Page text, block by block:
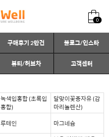
0
구매후기 2만건 블로그/인스타
뷰티/허브차 고객센터
녹색입홍합 (초록입
홍합)
달맞이꽃종자유 (감
마리놀렌산)
루테인 마그네슘